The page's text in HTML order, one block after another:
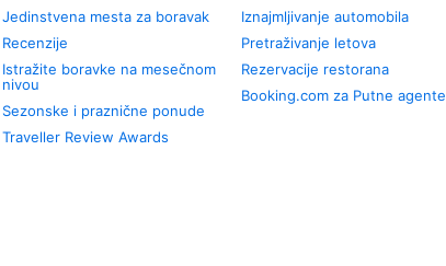
Jedinstvena mesta za boravak
Recenzije
Istražite boravke na mesečnom
nivou
Sezonske i praznične ponude
Traveller Review Awards
Iznajmljivanje automobila
Pretraživanje letova
Rezervacije restorana
Booking.com za Putne agente